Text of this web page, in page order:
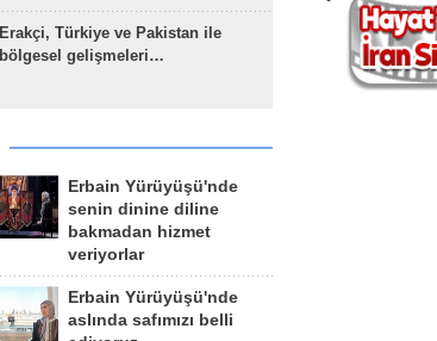
Erakçi, Türkiye ve Pakistan ile
bölgesel gelişmeleri…
Erbain Yürüyüşü'nde
senin dinine diline
bakmadan hizmet
veriyorlar
Erbain Yürüyüşü'nde
aslında safımızı belli